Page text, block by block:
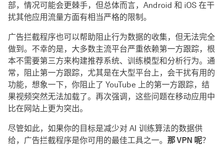
部，情况可能会更棘手，但总体而言，Android 和 iOS 在干
扰其他应用流量方面有相当严格的限制。
广告拦截程序也可以帮助阻止行为数据的收集，但无法完全
做到。不幸的是，大多数主流平台严重依赖第一方跟踪，根
本不需要第三方来构建推荐系统、训练模型和分析行为。通
常，阻止第一方跟踪，尤其是在大型平台上，会干扰有用的
功能，想象一下，你阻止了 YouTube 上的第一方跟踪，结
果视频突然无法加载了。再次强调，这些问题在移动应用中
比在网站上更为突出。
尽管如此，如果你的目标是减少对 AI 训练算法的数据供
给，广告拦截程序是你可用的最佳工具之一。 那 VPN 呢？